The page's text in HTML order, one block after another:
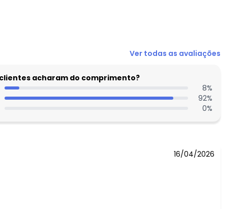
N/D*
N/D*
N/D*
N/D*
R$ 59,9
Ver todas as avaliações
clientes acharam do comprimento?
8%
92%
0%
16/04/2026